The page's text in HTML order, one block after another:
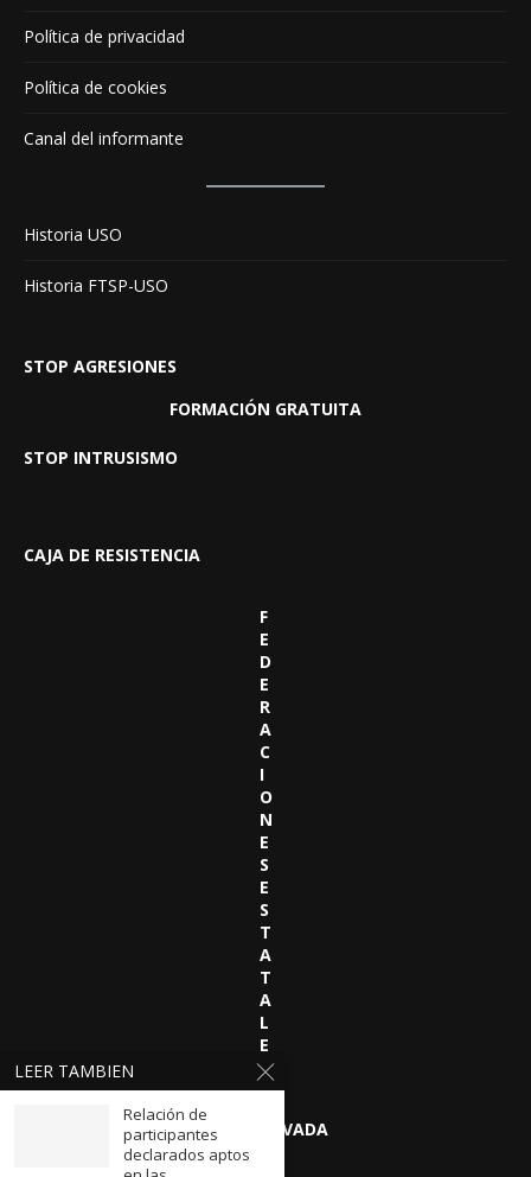
Política de privacidad
Política de cookies
Canal del informante
Historia USO
Historia FTSP-USO
STOP AGRESIONES
FORMACIÓN GRATUITA
STOP INTRUSISMO
CAJA DE RESISTENCIA
F
E
D
E
R
A
C
I
O
N
E
S
E
S
T
A
T
A
L
E
S
OBSERVATORIO SEGURIDAD PRIVADA
LEER TAMBIEN
Relación de
participantes
declarados aptos